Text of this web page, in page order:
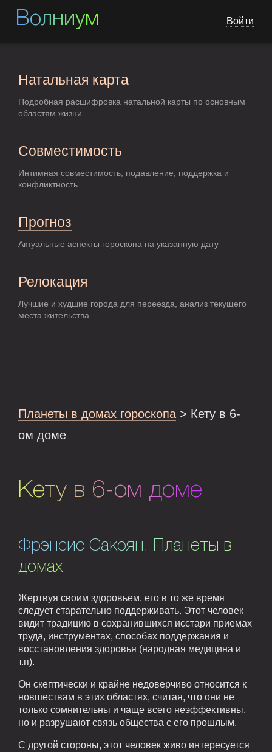
Волниум Войти
Натальная карта
Подробная расшифровка натальной карты по основным
областям жизни.
Совместимость
Интимная совместимость, подавление, поддержка и
конфликтность
Прогноз
Актуальные аспекты гороскопа на указанную дату
Релокация
Лучшие и худшие города для переезда, анализ текущего
места жительства
Планеты в домах гороскопа > Кету в 6-
ом доме
Кету в 6-ом доме
Фрэнсис Сакоян. Планеты в
домах
Жертвуя своим здоровьем, его в то же время
следует старательно поддерживать. Этот человек
видит традицию в сохранившихся исстари приемах
труда, инструментах, способах поддержания и
восстановления здоровья (народная медицина и
т.п).
Он скептически и крайне недоверчиво относится к
новшествам в этих областях, считая, что они не
только сомнительны и чаще всего неэффективны,
но и разрушают связь общества с его прошлым.
С другой стороны, этот человек живо интересуется